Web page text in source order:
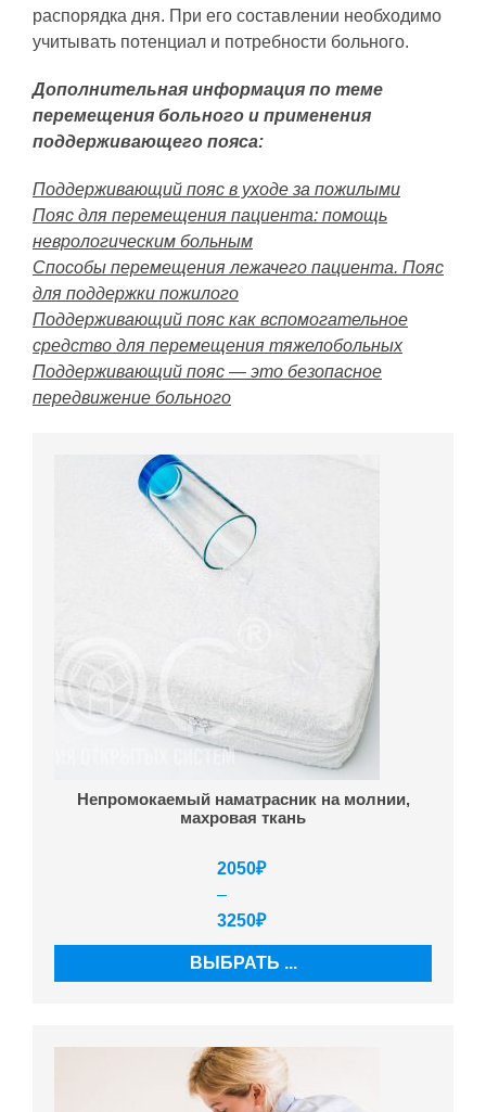
распорядка дня. При его составлении необходимо
учитывать потенциал и потребности больного.
Дополнительная информация по теме
перемещения больного и применения
поддерживающего пояса:
Поддерживающий пояс в уходе за пожилыми
Пояс для перемещения пациента: помощь
неврологическим больным
Способы перемещения лежачего пациента. Пояс
для поддержки пожилого
Поддерживающий пояс как вспомогательное
средство для перемещения тяжелобольных
Поддерживающий пояс — это безопасное
передвижение больного
Непромокаемый наматрасник на молнии,
махровая ткань
2050₽
–
3250₽
ВЫБРАТЬ ...